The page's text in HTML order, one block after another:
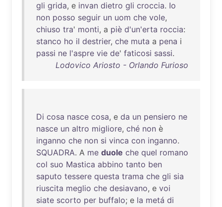
gli grida, e invan dietro gli croccia. Io
non posso seguir un uom che vole,
chiuso tra' monti, a piè d'un'erta roccia:
stanco ho il destrier, che muta a pena i
passi ne l'aspre vie de' faticosi sassi.
Lodovico Ariosto - Orlando Furioso
Di cosa nasce cosa, e da un pensiero ne
nasce un altro migliore, ché non è
inganno che non si vinca con inganno.
SQUADRA. A me duole che quel romano
col suo Mastica abbino tanto ben
saputo tessere questa trama che gli sia
riuscita meglio che desiavano, e voi
siate scorto per buffalo; e la metá di